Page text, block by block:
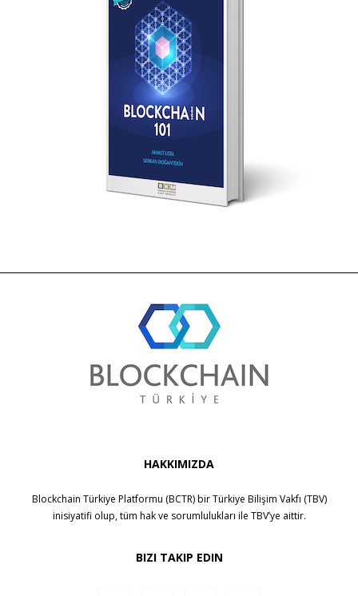
HAKKIMIZDA
Blockchain Türkiye Platformu (BCTR) birTürkiye Bilişim Vakfı (TBV)
inisiyatifi olup, tüm hak ve sorumlulukları ile TBV’ye aittir.
BIZI TAKIP EDIN